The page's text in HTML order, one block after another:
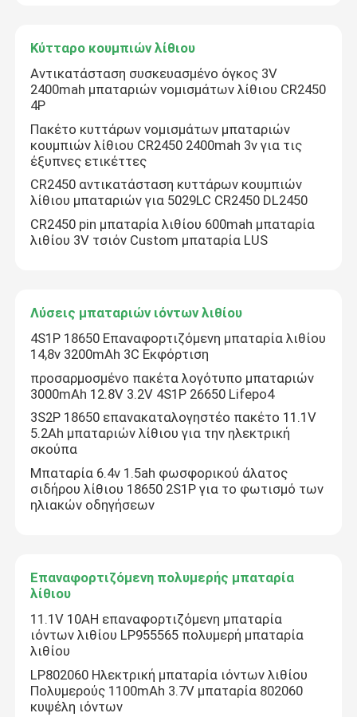
Κύτταρο κουμπιών λίθιου
Αντικατάσταση συσκευασμένο όγκος 3V
2400mah μπαταριών νομισμάτων λίθιου CR2450
4P
Πακέτο κυττάρων νομισμάτων μπαταριών
κουμπιών λίθιου CR2450 2400mah 3v για τις
έξυπνες ετικέττες
CR2450 αντικατάσταση κυττάρων κουμπιών
λίθιου μπαταριών για 5029LC CR2450 DL2450
CR2450 pin μπαταρία λιθίου 600mah μπαταρία
λιθίου 3V τσιόν Custom μπαταρία LUS
Λύσεις μπαταριών ιόντων λιθίου
4S1P 18650 Επαναφορτιζόμενη μπαταρία λιθίου
14,8v 3200mAh 3C Εκφόρτιση
προσαρμοσμένο πακέτα λογότυπο μπαταριών
3000mAh 12.8V 3.2V 4S1P 26650 Lifepo4
3S2P 18650 επανακαταλογηστέο πακέτο 11.1V
5.2Ah μπαταριών λίθιου για την ηλεκτρική
σκούπα
Μπαταρία 6.4v 1.5ah φωσφορικού άλατος
σιδήρου λίθιου 18650 2S1P για το φωτισμό των
ηλιακών οδηγήσεων
Επαναφορτιζόμενη πολυμερής μπαταρία
λίθιου
11.1V 10AH επαναφορτιζόμενη μπαταρία
ιόντων λιθίου LP955565 πολυμερή μπαταρία
λιθίου
LP802060 Ηλεκτρική μπαταρία ιόντων λιθίου
Πολυμερούς 1100mAh 3.7V μπαταρία 802060
κυψέλη ιόντων